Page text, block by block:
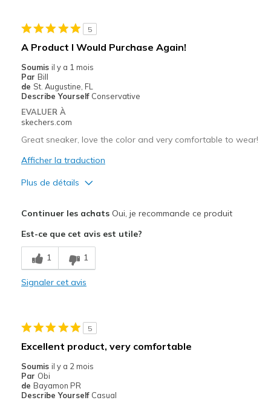
Les meilleures utilisations
Special Occasions
View On Shoes
I'm Really Into Shoes
5
A Product I Would Purchase Again!
Soumis il y a 1 mois
Par Bill
de St. Augustine, FL
Describe Yourself Conservative
EVALUER À
skechers.com
Great sneaker, love the color and very comfortable to wear!
Afficher la traduction
Plus de détails
Comfortable
Stylish
Feels true to size
View On Shoes
Continuer les achatsOui, je recommande ce produit
Est-ce que cet avis est utile?
1 1
Signaler cet avis
5
Excellent product, very comfortable
Soumis il y a 2 mois
Par Obi
de Bayamon PR
Describe Yourself Casual